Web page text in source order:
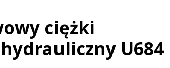
ciężki
U684